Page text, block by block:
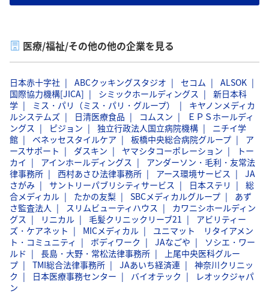
医療/福祉/その他の他の企業を見る
日本赤十字社 ABCクッキングスタジオ セコム
ALSOK
国際協力機構[JICA]
シミックホールディングス
新日本科
学
ミス・パリ（ミス・パリ・グループ）
キヤノンメディカ
ルシステムズ
日清医療食品 コムスン
ＥＰＳホールディ
ングス
ピジョン 独立行政法人国立病院機構
ニチイ学
館
ベネッセスタイルケア 板橋中央総合病院グループ
ア
ースサポート
ダスキン ヤマシタコーポレーション
トー
カイ
アインホールディングス
アンダーソン・毛利・友常法
律事務所
西村あさひ法律事務所 アース環境サービス
JA
さがみ
サントリーパブリシティサービス 日本ステリ
総
合メディカル
たかの友梨 SBCメディカルグループ
あず
さ監査法人
スリムビューティハウス
カワニシホールディン
グス
リニカル 毛髪クリニックリーブ21
アビリティー
ズ・ケアネット
MICメディカル
ユニマット リタイアメン
ト・コミュニティ
ボディワーク JAなごや
ソシエ・ワー
ルド
長島・大野・常松法律事務所
上尾中央医科グルー
プ
TMI総合法律事務所 JAあいち経済連
神奈川クリニッ
ク
日本医療事務センター バイオテック
レオックジャパ
ン